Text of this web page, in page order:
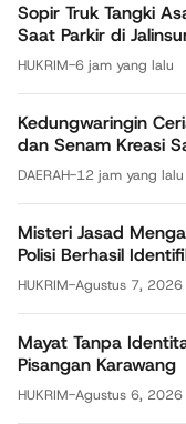
Sopir Truk Tangki
Saat Parkir di
HUKRIM-6 jam yang lalu
Kedungwaringin
dan Senam Kreasi
DAERAH-12 jam yang lalu
Misteri Jasad
Polisi Berhasil
HUKRIM-Agustus 7, 2026
Mayat Tanpa
Pisangan Karawang
HUKRIM-Agustus 6, 2026